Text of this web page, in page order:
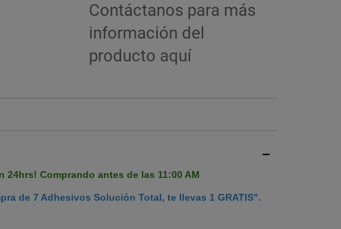
Contáctanos para más
información del
producto aquí
24hrs! Comprando antes de las 11:00 AM
de 7 Adhesivos Solución Total, te llevas 1 GRATIS".